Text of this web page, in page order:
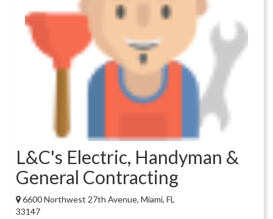
L&C's Electric, Handyman &
General Contracting
6600 Northwest 27th Avenue, Miami, FL
33147